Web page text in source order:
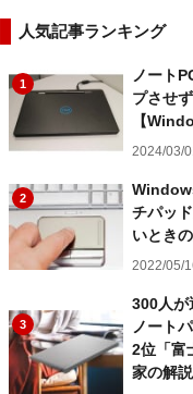
人気記事ランキング
1
ノート
プさせ
【
2024/03/
2
チパッ
いとき
2022/05/
3
300人が
ノート
2位「富
家の解説